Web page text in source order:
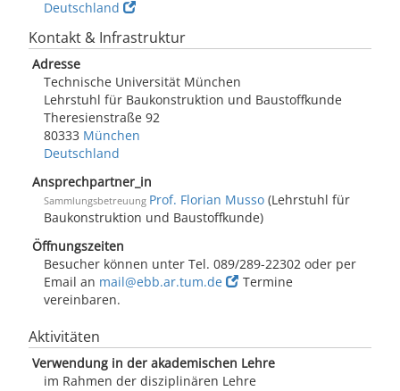
Deutschland
Kontakt & Infrastruktur
Adresse
Technische Universität München
Lehrstuhl für Baukonstruktion und Baustoffkunde
Theresienstraße 92
80333 München
Deutschland
Ansprechpartner_in
Sammlungsbetreuung Prof. Florian Musso (Lehrstuhl für
Baukonstruktion und Baustoffkunde)
Öffnungszeiten
Besucher können unter Tel. 089/289-22302 oder per
Email an mail@ebb.ar.tum.de
Termine
vereinbaren.
Aktivitäten
Verwendung in der akademischen Lehre
im Rahmen der disziplinären Lehre